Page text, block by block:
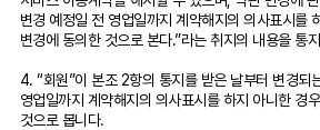
변경 예정일 전 영업일까지 계약해지의 의사표시를
변경에 동의한 것으로 본다.”라는 취지의 내용을 통
4. “회원”이 본조 2항의 통지를 받은 날부터 변경되
영업일까지 계약해지의 의사표시를 하지 아니한 경
것으로 봅니다.